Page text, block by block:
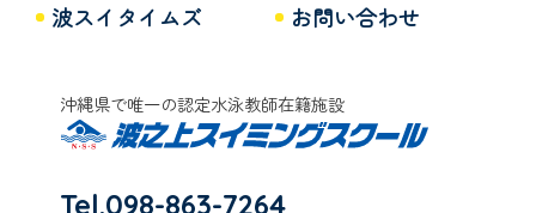
波スイタイムズ
お問い合わせ
沖縄県で唯一の認定水泳教師在籍施設
Tel.098-863-7264